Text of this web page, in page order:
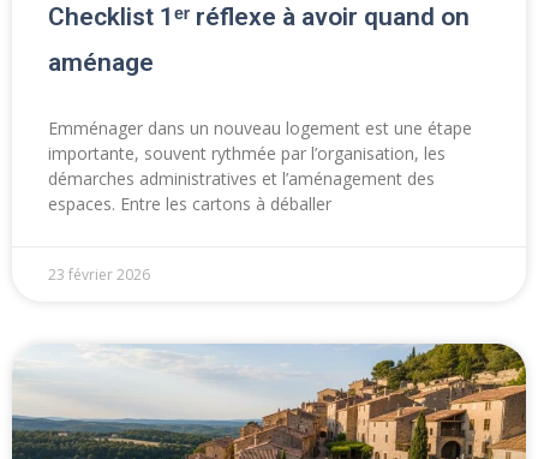
Checklist 1ᵉʳ réflexe à avoir quand on
aménage
Emménager dans un nouveau logement est une étape
importante, souvent rythmée par l’organisation, les
démarches administratives et l’aménagement des
espaces. Entre les cartons à déballer
23 février 2026